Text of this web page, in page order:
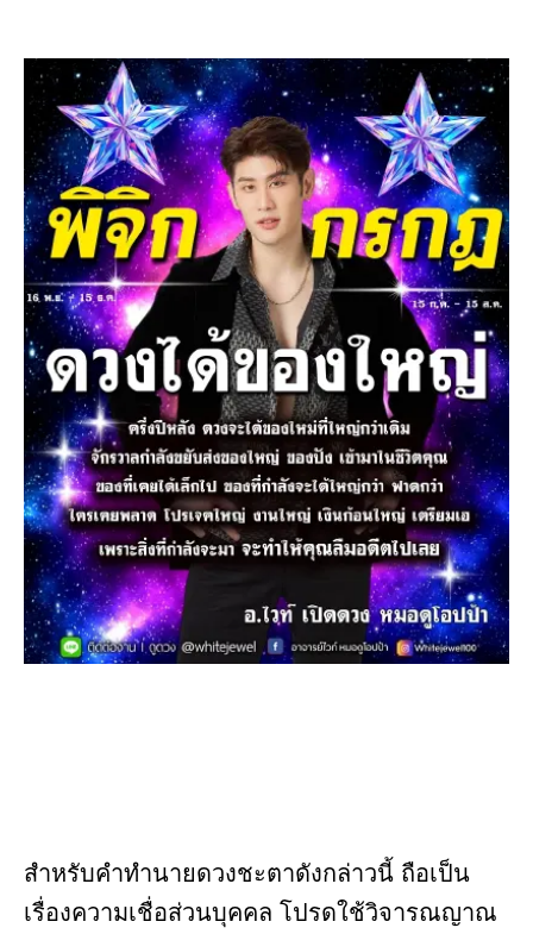
สำหรับคำทำนายดวงชะตาดังกล่าวนี้ ถือเป็น
เรื่องความเชื่อส่วนบุคคล โปรดใช้วิจารณญาณ